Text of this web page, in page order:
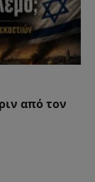
από τον